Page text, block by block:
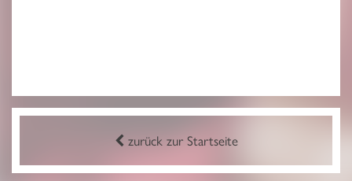
zurück zur Startseite